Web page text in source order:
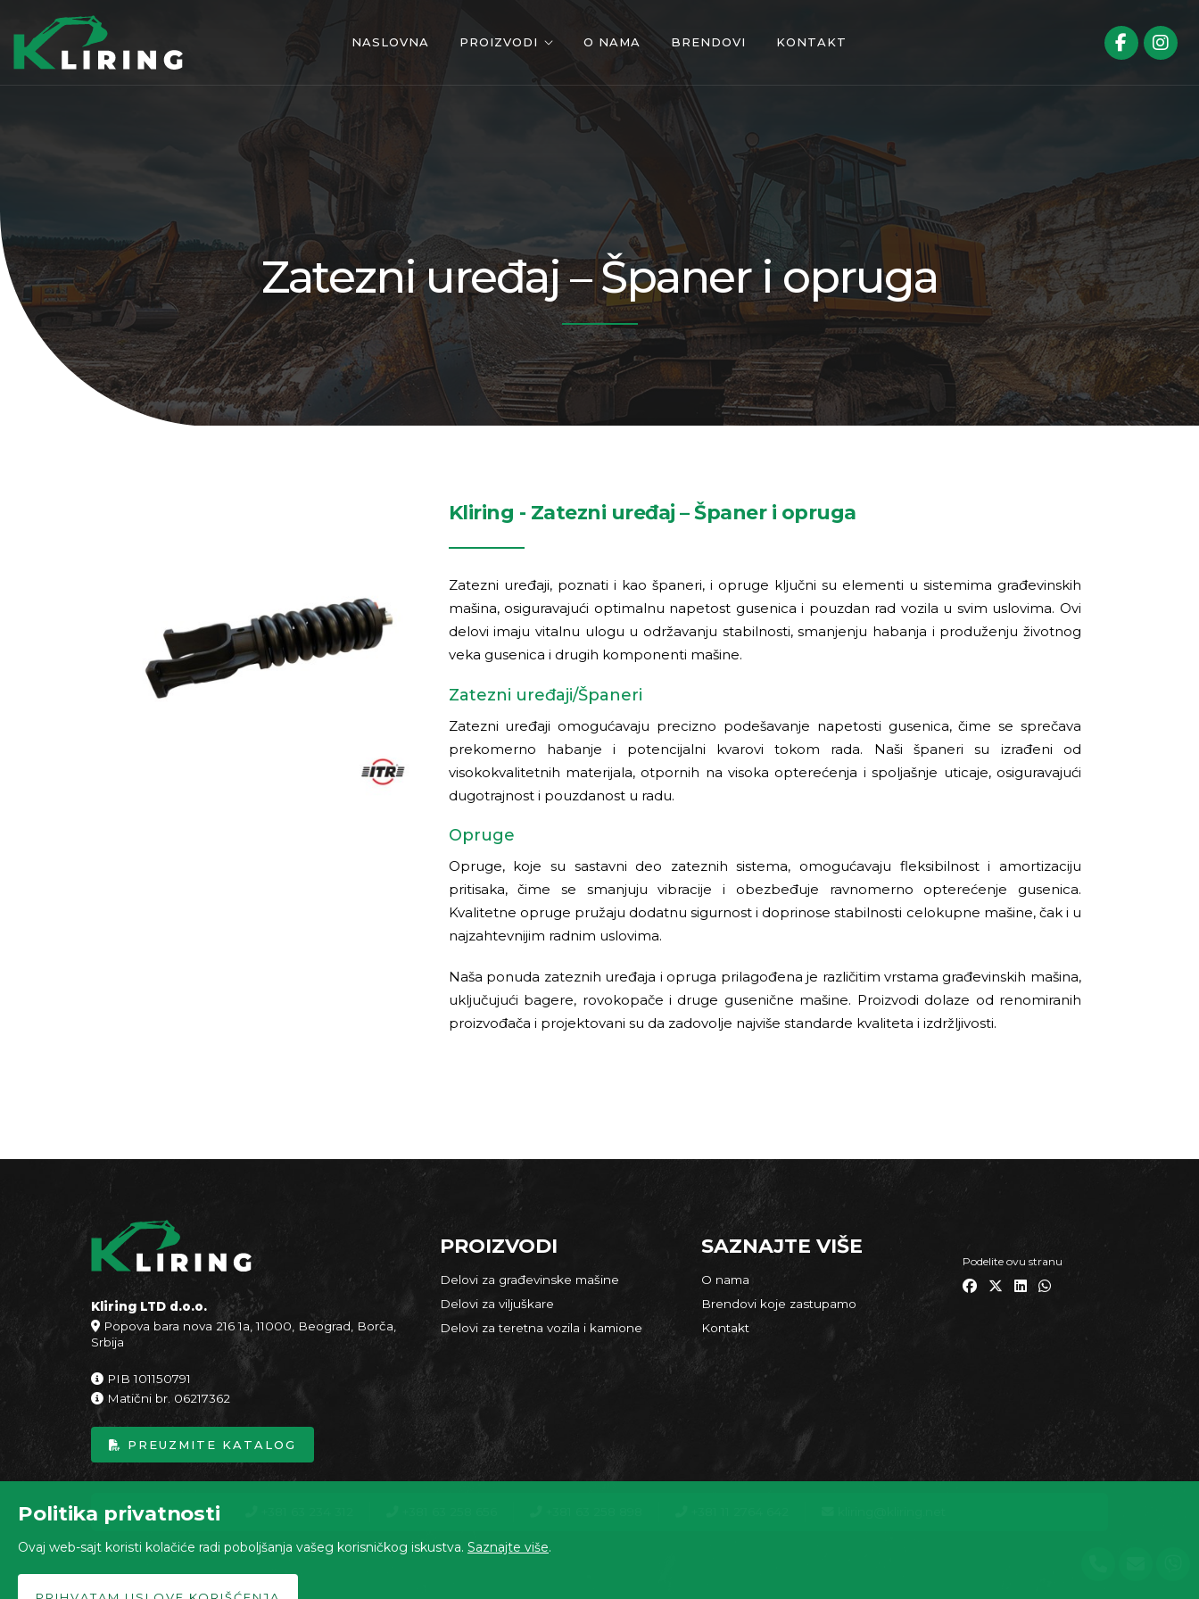
NASLOVNA PROIZVODI O NAMA BRENDOVI KONTAKT
Zatezni uređaj – Španer i opruga
Kliring - Zatezni uređaj – Španer i opruga
Zatezni uređaji, poznati i kao španeri, i opruge ključni su elementi u sistemima građevinskih
mašina, osiguravajući optimalnu napetost gusenica i pouzdan rad vozila u svim uslovima. Ovi
delovi imaju vitalnu ulogu u održavanju stabilnosti, smanjenju habanja i produženju životnog
veka gusenica i drugih komponenti mašine.
Zatezni uređaji/Španeri
Zatezni uređaji omogućavaju precizno podešavanje napetosti gusenica, čime se sprečava
prekomerno habanje i potencijalni kvarovi tokom rada. Naši španeri su izrađeni od
visokokvalitetnih materijala, otpornih na visoka opterećenja i spoljašnje uticaje, osiguravajući
dugotrajnost i pouzdanost u radu.
Opruge
Opruge, koje su sastavni deo zateznih sistema, omogućavaju fleksibilnost i amortizaciju
pritisaka, čime se smanjuju vibracije i obezbeđuje ravnomerno opterećenje gusenica.
Kvalitetne opruge pružaju dodatnu sigurnost i doprinose stabilnosti celokupne mašine, čak i u
najzahtevnijim radnim uslovima.
Naša ponuda zateznih uređaja i opruga prilagođena je različitim vrstama građevinskih mašina,
uključujući bagere, rovokopače i druge gusenične mašine. Proizvodi dolaze od renomiranih
proizvođača i projektovani su da zadovolje najviše standarde kvaliteta i izdržljivosti.
Kliring LTD d.o.o.
Popova bara nova 216 1a, 11000, Beograd, Borča,
Srbija
PIB 101150791
Matični br. 06217362
PREUZMITE KATALOG
PROIZVODI
Delovi za građevinske mašine
Delovi za viljuškare
Delovi za teretna vozila i kamione
SAZNAJTE VIŠE
O nama
Brendovi koje zastupamo
Kontakt
Podelite ovu stranu
Politika privatnosti
Ovaj web-sajt koristi kolačiće radi poboljšanja vašeg korisničkog iskustva. Saznajte više.